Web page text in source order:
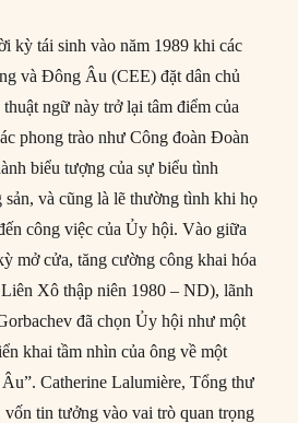
kỳ tái sinh vào năm 1989 khi các
và Đông Âu (CEE) đặt dân chủ
ngữ này trở lại tâm điểm của
phong trào như Công đoàn Đoàn
biểu tượng của sự biểu tình
sản, và cũng là lẽ thường tình khi họ
công việc của Ủy hội. Vào giữa
mở cửa, tăng cường công khai hóa
Xô thập niên 1980 – ND), lãnh
đã chọn Ủy hội như một
khai tầm nhìn của ông về một
Catherine Lalumière, Tổng thư
tin tưởng vào vai trò quan trọng